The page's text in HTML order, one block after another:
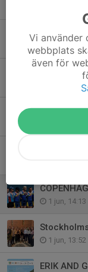
SPRINT
30 jul, 16:12
SIGN UP
1 jun, 14:57
HEAD OF
1 jun, 14:13
1 jun, 13:52
ERIK AND
Vi använder
webbplats
även för